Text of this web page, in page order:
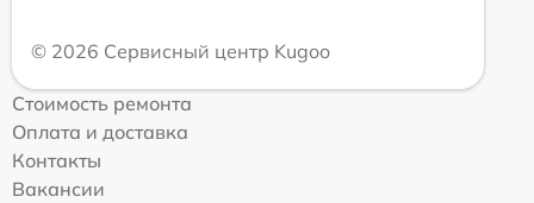
© 2026 Сервисный центр Kugoo
Стоимость ремонта
Оплата и доставка
Контакты
Вакансии